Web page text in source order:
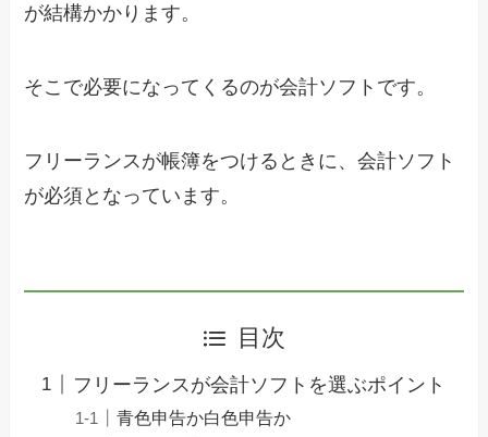
が結構かかります。
そこで必要になってくるのが会計ソフトです。
フリーランスが帳簿をつけるときに、会計ソフト
が必須となっています。
目次
フリーランスが会計ソフトを選ぶポイント
青色申告か白色申告か